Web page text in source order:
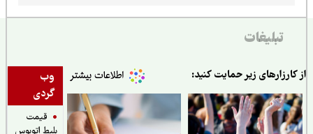
تبلیغات
وب
گردی
قیمت
زیر حمایت کنید: